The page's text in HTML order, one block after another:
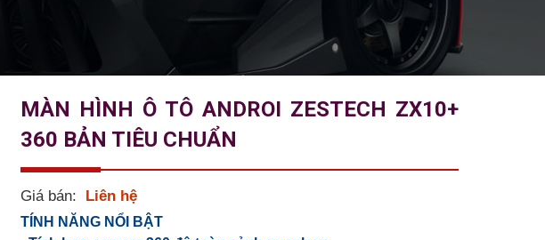
MÀN HÌNH Ô TÔ ANDROI ZESTECH ZX10+
360 BẢN TIÊU CHUẨN
Giá bán: Liên hệ
TÍNH NĂNG NỔI BẬT